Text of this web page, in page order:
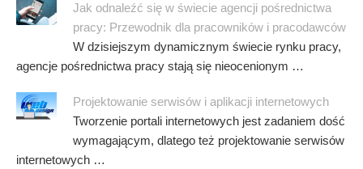
Jak odnaleźć się w świecie agencji pośrednictwa
pracy: Przewodnik dla pracowników i pracodawców
W dzisiejszym dynamicznym świecie rynku pracy,
agencje pośrednictwa pracy stają się nieocenionym …
Projektowanie serwisów i aplikacji internetowych
Tworzenie portali internetowych jest zadaniem dość
wymagającym, dlatego też projektowanie serwisów
internetowych …